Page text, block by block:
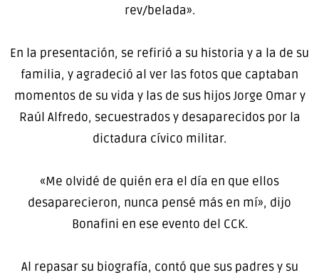
rev/belada».
En la presentación, se refirió a su historia y a la de su
familia, y agradeció al ver las fotos que captaban
momentos de su vida y las de sus hijos Jorge Omar y
Raúl Alfredo, secuestrados y desaparecidos por la
dictadura cívico militar.
«Me olvidé de quién era el día en que ellos
desaparecieron, nunca pensé más en mí», dijo
Bonafini en ese evento del CCK.
Al repasar su biografía, contó que sus padres y su